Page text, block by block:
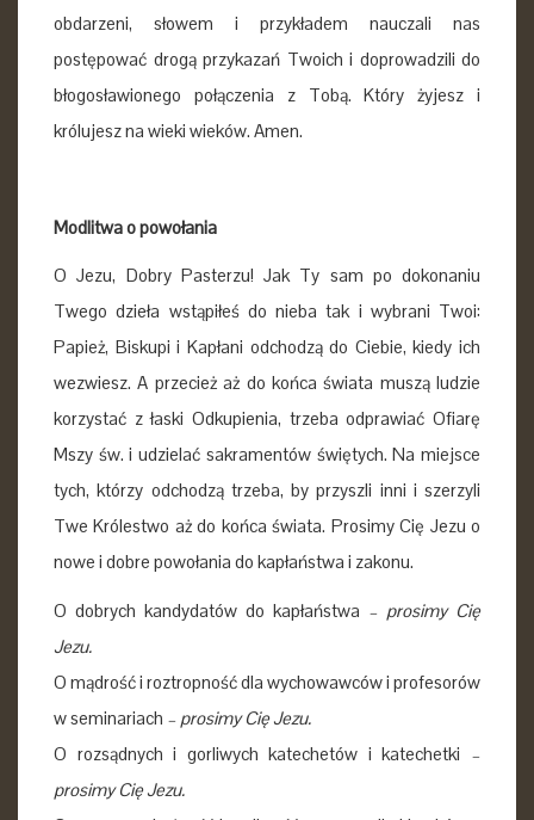
obdarzeni, słowem i przykładem nauczali nas
postępować drogą przykazań Twoich i doprowadzili do
błogosławionego połączenia z Tobą. Który żyjesz i
królujesz na wieki wieków. Amen.
Modlitwa o powołania
O Jezu, Dobry Pasterzu! Jak Ty sam po dokonaniu
Twego dzieła wstąpiłeś do nieba tak i wybrani Twoi:
Papież, Biskupi i Kapłani odchodzą do Ciebie, kiedy ich
wezwiesz. A przecież aż do końca świata muszą ludzie
korzystać z łaski Odkupienia, trzeba odprawiać Ofiarę
Mszy św. i udzielać sakramentów świętych. Na miejsce
tych, którzy odchodzą trzeba, by przyszli inni i szerzyli
Twe Królestwo aż do końca świata. Prosimy Cię Jezu o
nowe i dobre powołania do kapłaństwa i zakonu.
O dobrych kandydatów do kapłaństwa – prosimy Cię
Jezu.
O mądrość i roztropność dla wychowawców i profesorów
w seminariach – prosimy Cię Jezu.
O rozsądnych i gorliwych katechetów i katechetki –
prosimy Cię Jezu.